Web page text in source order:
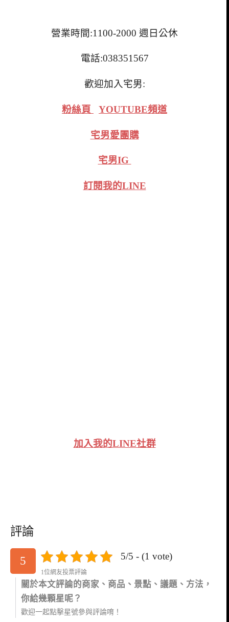
營業時間:1100-2000 週日公休
電話:038351567
歡迎加入宅男:
粉絲頁 YOUTUBE頻道
宅男愛團購
宅男IG
訂閱我的LINE
加入我的LINE社群
評論
5 5/5 - (1 vote)
1位網友投票評論
關於本文評論的商家、商品、景點、議題、方法，
你給幾顆星呢？
歡迎一起點擊星號參與評論唷！